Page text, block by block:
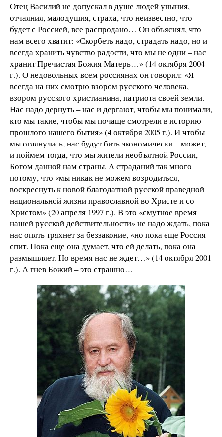
Отец Василий не допускал в душе людей уныния,
отчаяния, малодушия, страха, что неизвестно, что
будет с Россией, все распродано… Он объяснял, что
нам всего хватит: «Скорбеть надо, страдать надо, но и
всегда хранить чувство радости, что мы не одни – нас
хранит Пречистая Божия Матерь…» (14 октября 2004
г.). О недовольных всем россиянах он говорил: «Я
всегда на них смотрю взором русского человека,
взором русского христианина, патриота своей земли.
Нас надо дернуть – нас и дергают, чтобы мы понимали,
кто мы такие, чтобы мы почаще смотрели в историю
прошлого нашего бытия» (4 октября 2005 г.). И чтобы
мы оглянулись, нас будут бить экономически – может,
и поймем тогда, что мы жители необъятной России,
Богом данной нам страны. А страданий так много
потому, что «мы никак не можем возродиться,
воскреснуть к новой благодатной русской праведной
национальной жизни православной во Христе и со
Христом» (20 апреля 1997 г.). В это «смутное время
нашей русской действительности» не надо ждать, пока
нас опять тряхнет за беззаконие, «но пока еще Россия
спит. Пока еще она думает, что ей делать, пока она
размышляет. Но время нас не ждет…» (14 октября 2001
г.). А гнев Божий – это страшно…